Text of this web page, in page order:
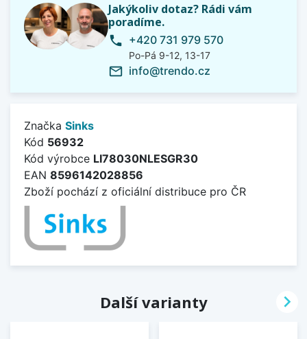
Jakýkoliv dotaz? Rádi vám
poradíme.
phone +420 731 979 570
Po-Pá 9-12, 13-17
mail_outline info@trendo.cz
Značka Sinks
Kód 56932
Kód výrobce LI78030NLESGR30
EAN 8596142028856
Zboží pochází z oficiální distribuce pro ČR
Další varianty 